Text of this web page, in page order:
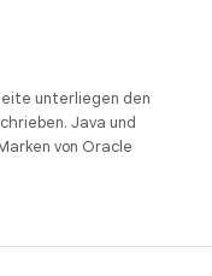
unterliegen den
Java und
von Oracle